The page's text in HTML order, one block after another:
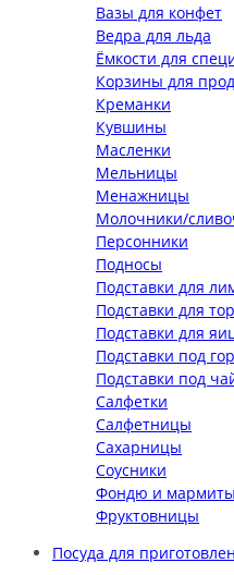
Вазы для конфет
Ведра для льда
Ёмкости для
Корзины для
Креманки
Кувшины
Масленки
Мельницы
Менажницы
Молочники/
Персонники
Подносы
Подставки для
Подставки для
Подставки для
Подставки под
Подставки под
Салфетки
Салфетницы
Сахарницы
Соусники
Фондю и мармиты
Фруктовницы
Посуда для